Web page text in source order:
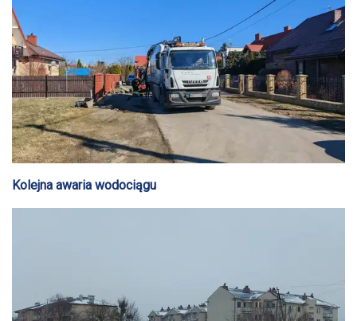
Kolejna awaria wodociągu